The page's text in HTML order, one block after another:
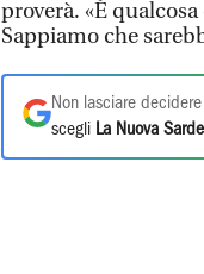
proverà. «È
Sappiamo che
Non lasciare
scegli La Nuova